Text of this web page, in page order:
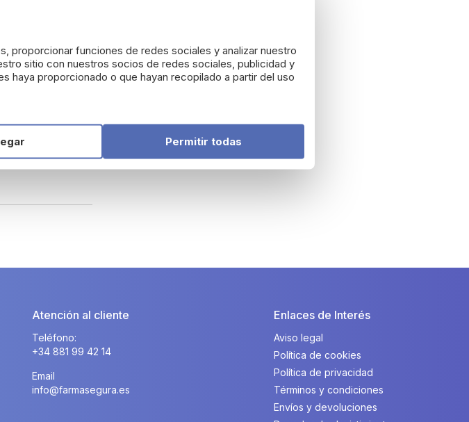
proporcionar funciones de redes sociales y analizar nuestro
sitio con nuestros socios de redes sociales, publicidad y
haya proporcionado o que hayan recopilado a partir del uso
Permitir todas
Atención al cliente
Teléfono:
+34 881 99 42 14
Email
info@farmasegura.es
Enlaces de Interés
Aviso legal
Política de cookies
Política de privacidad
Términos y condiciones
Envíos y devoluciones